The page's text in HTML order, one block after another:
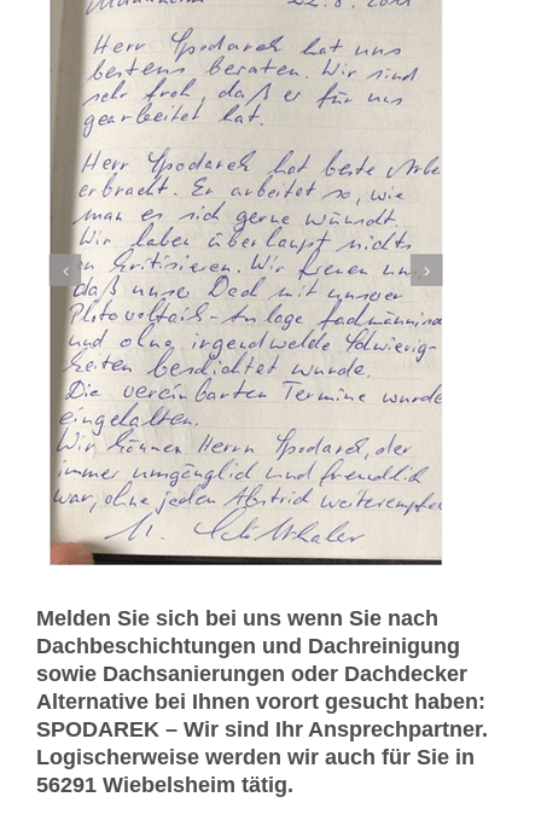
Melden Sie sich bei uns wenn Sie nach
Dachbeschichtungen und Dachreinigung
sowie Dachsanierungen oder Dachdecker
Alternative bei Ihnen vorort gesucht haben:
SPODAREK – Wir sind Ihr Ansprechpartner.
Logischerweise werden wir auch für Sie in
56291 Wiebelsheim tätig.